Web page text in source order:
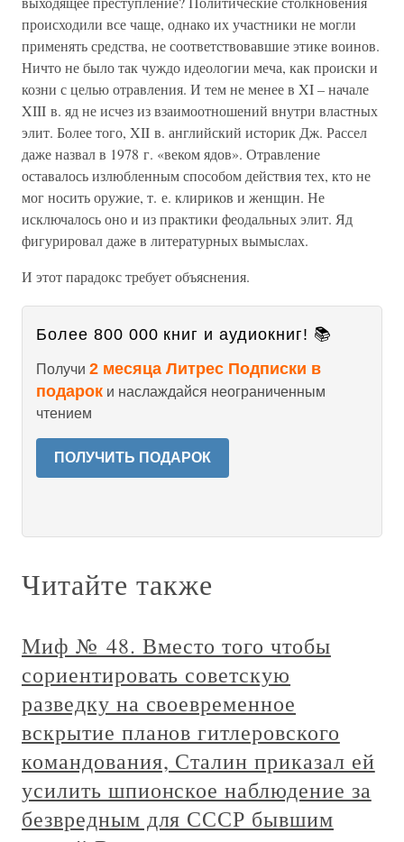
происходили все чаще, однако их участники не могли
применять средства, не соответствовавшие этике воинов.
Ничто не было так чуждо идеологии меча, как происки и
козни с целью отравления. И тем не менее в XI – начале
XIII в. яд не исчез из взаимоотношений внутри властных
элит. Более того, XII в. английский историк Дж. Рассел
даже назвал в 1978 г. «веком ядов». Отравление
оставалось излюбленным способом действия тех, кто не
мог носить оружие, т. е. клириков и женщин. Не
исключалось оно и из практики феодальных элит. Яд
фигурировал даже в литературных вымыслах.
И этот парадокс требует объяснения.
Более 800 000 книг и аудиокниг! 📚
Получи 2 месяца Литрес Подписки в
подарок и наслаждайся неограниченным
чтением
ПОЛУЧИТЬ ПОДАРОК
Читайте также
Миф № 48. Вместо того чтобы
сориентировать советскую
разведку на своевременное
вскрытие планов гитлеровского
командования, Сталин приказал ей
усилить шпионское наблюдение за
безвредным для СССР бывшим